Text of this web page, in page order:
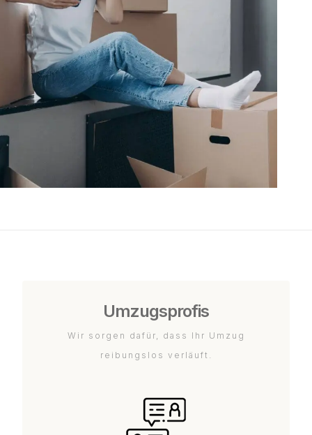
Umzugsprofis
Wir sorgen dafür, dass Ihr Umzug
reibungslos verläuft.